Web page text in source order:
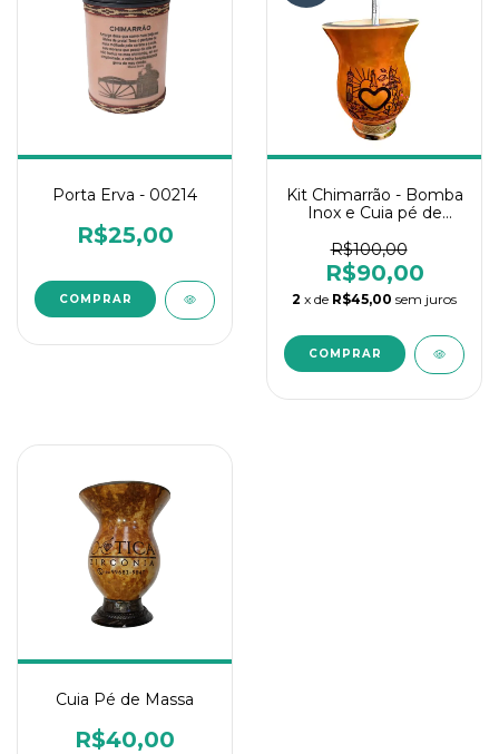
Porta Erva - 00214
R$25,00
COMPRAR
Kit Chimarrão - Bomba
Inox e Cuia pé de
R$100,00
R$90,00
2 x de R$45,00 sem juros
Cuia Pé de Massa
R$40,00